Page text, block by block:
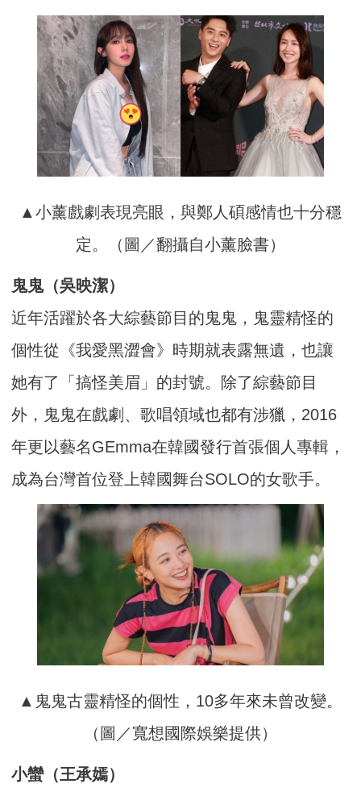
▲小薰戲劇表現亮眼，與鄭人碩感情也十分穩
定。（圖／翻攝自小薰臉書）
鬼鬼（吳映潔）
近年活躍於各大綜藝節目的鬼鬼，鬼靈精怪的
個性從《我愛黑澀會》時期就表露無遺，也讓
她有了「搞怪美眉」的封號。除了綜藝節目
外，鬼鬼在戲劇、歌唱領域也都有涉獵，2016
年更以藝名GEmma在韓國發行首張個人專輯，
成為台灣首位登上韓國舞台SOLO的女歌手。
▲鬼鬼古靈精怪的個性，10多年來未曾改變。
（圖／寬想國際娛樂提供）
小蠻（王承嫣）